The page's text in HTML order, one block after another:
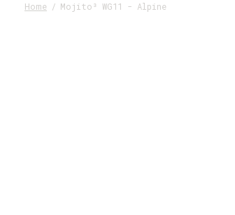
Home / Mojito³ WG11 - Alpine